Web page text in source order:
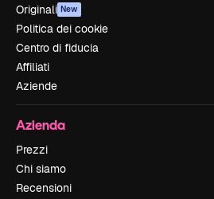
Originali New
Politica dei cookie
Centro di fiducia
Affiliati
Aziende
Azienda
Prezzi
Chi siamo
Recensioni